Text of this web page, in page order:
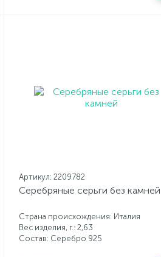
Артикул: 2209782
Серебряные серьги без камней
Страна происхождения: Италия
Вес изделия, г.: 2,63
Состав: Серебро 925